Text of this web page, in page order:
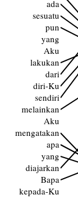
ada
sesuatu
pun
yang
Aku
lakukan
dari
diri-Ku
sendiri
melainkan
Aku
mengatakan
apa
yang
diajarkan
Bapa
kepada-Ku